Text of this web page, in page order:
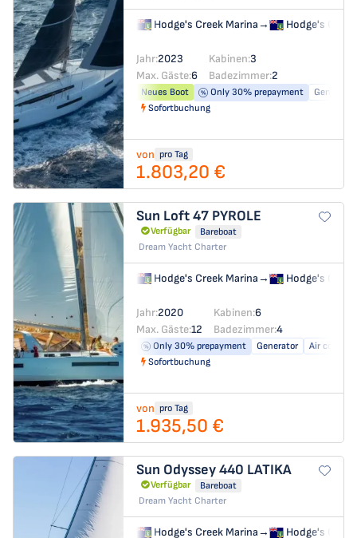
Hodge's Creek Marina→ Hodge's
Jahr:2023 Kabinen:3
Max. Gäste:6 Badezimmer:2
Neues Boot Only 30% prepayment
Generator
Sofortbuchung
von pro Tag
1.803,20 €
Sun Loft 47 PYROLE
Verfügbar
Bareboat
Dream Yacht Charter
Hodge's Creek Marina→ Hodge's
Jahr:2020 Kabinen:6
Max. Gäste:12 Badezimmer:4
Only 30% prepayment Generator
Air
Sofortbuchung
von pro Tag
1.935,50 €
Sun Odyssey 440 LATIKA
Verfügbar
Bareboat
Dream Yacht Charter
Hodge's Creek Marina→ Hodge's